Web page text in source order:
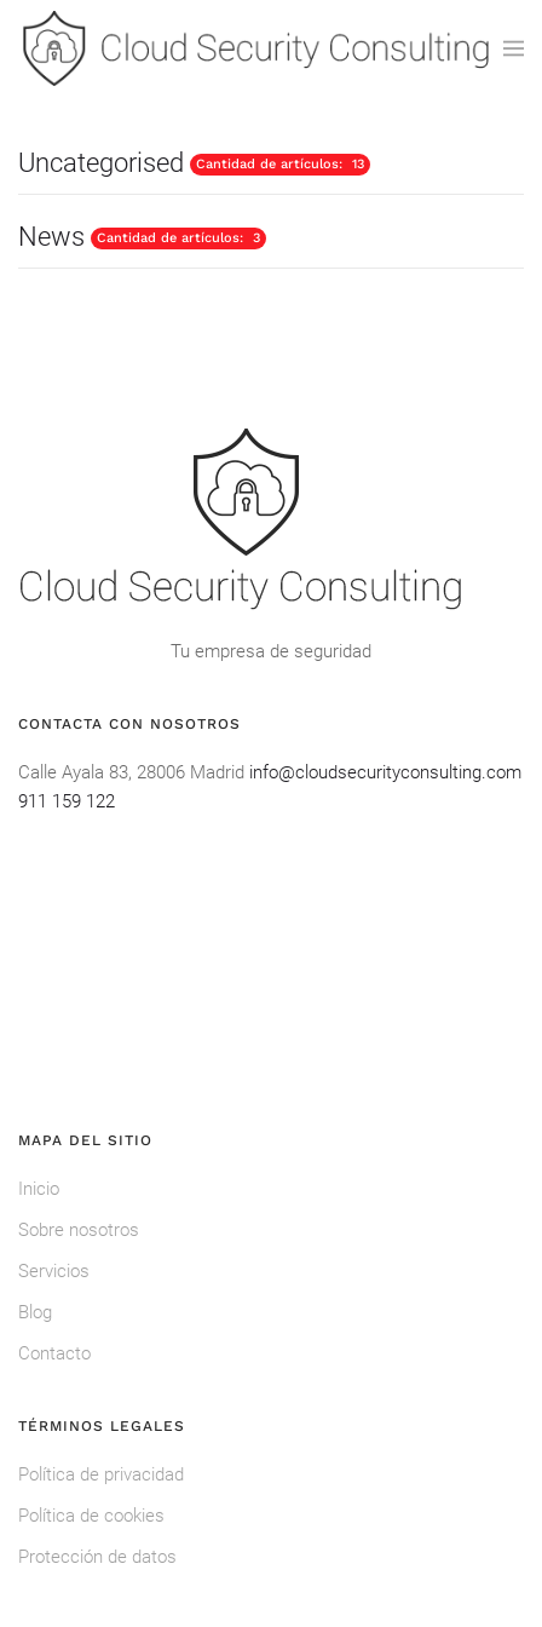
Uncategorised Cantidad de artículos: 13
News Cantidad de artículos: 3
Tu empresa de seguridad
CONTACTA CON NOSOTROS
Calle Ayala 83, 28006 Madrid info@cloudsecurityconsulting.com
911 159 122
MAPA DEL SITIO
Inicio
Sobre nosotros
Servicios
Blog
Contacto
TÉRMINOS LEGALES
Política de privacidad
Política de cookies
Protección de datos